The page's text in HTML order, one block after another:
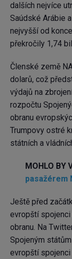
dalších nejvíce
Saúdské Arábie
nejvyšší od
překročily 1,74
Členské země
dolarů, což
výdajů na
rozpočtu
obranu
Trumpovy ostré
státních a
MOHLO BY
pasažérem
Ještě před
evropští
obranu. Na
Spojeným
evropští